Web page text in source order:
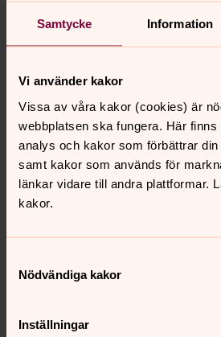
Samtycke Information
Vi använder kakor
Vissa av våra kakor (cookies) är
webbplatsen ska fungera. Här
analys och kakor som förbättrar din
samt kakor som används för
länkar vidare till andra plattformar.
kakor.
Nödvändiga kakor
Inställningar
Bisättning
(tillfälligt förvara den
begravningsakten sker)
kyrkogårdsförvaltningen
Telefon 08-582 445 48
Synpunkter eller frågor på